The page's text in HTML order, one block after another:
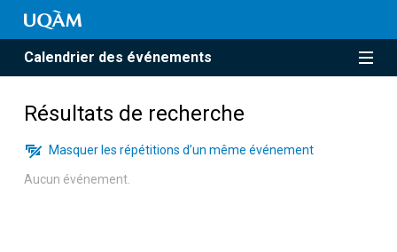
Calendrier des événements
Résultats de recherche
Masquer les répétitions d’un même événement
Aucun événement.